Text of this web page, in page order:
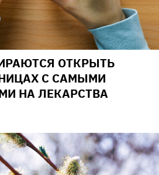
ОТКРЫТЬ
С САМЫМИ
НА ЛЕКАРСТВА